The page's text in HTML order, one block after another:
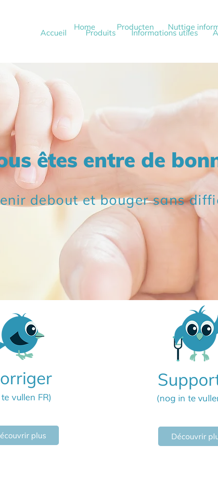
Home Producten Nuttige
Accueil Produits Informations utiles
êtes entre de
debout et bouger sans
vullen FR)
plus
(nog in te
Découvrir